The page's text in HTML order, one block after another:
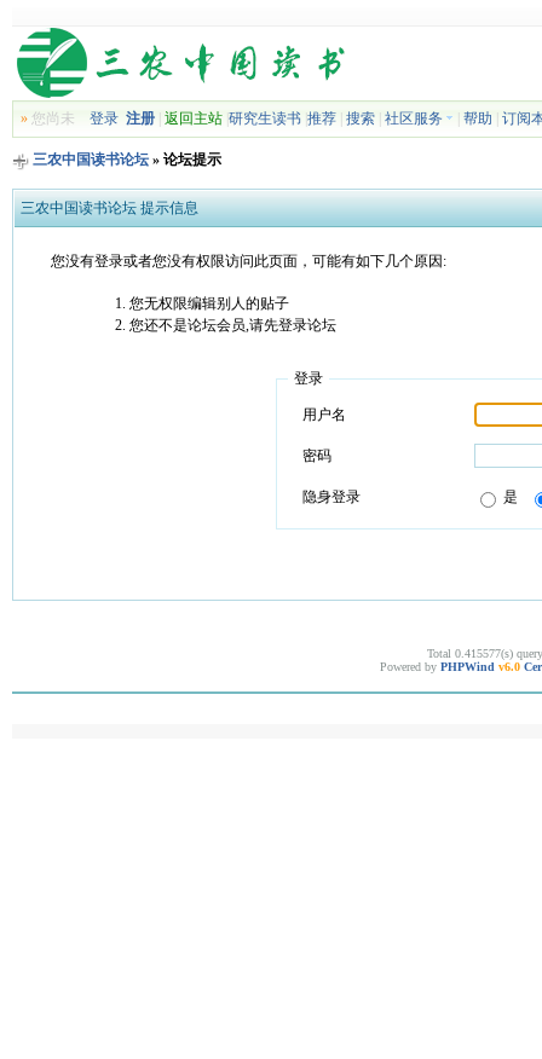
»您尚未 登录 注册| 返回主站| 研究生读书| 推荐| 搜索| 社区服务 帮助 订阅
三农中国读书论坛» 论坛提示
三农中国读书论坛 提示信息
您没有登录或者您没有权限访问此页面，可能有如下几个原因:
您无权限编辑别人的贴子
您还不是论坛会员,请先登录论坛
登录
用户名
密码
隐身登录 是
Total 0.415577(s)
Powered by PHPWind v6.0